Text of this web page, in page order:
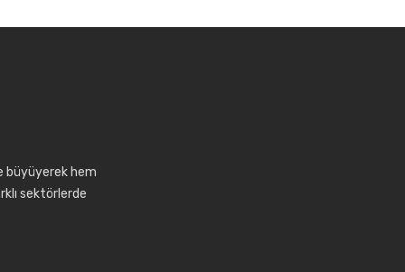
büyüyerek hem
sektörlerde